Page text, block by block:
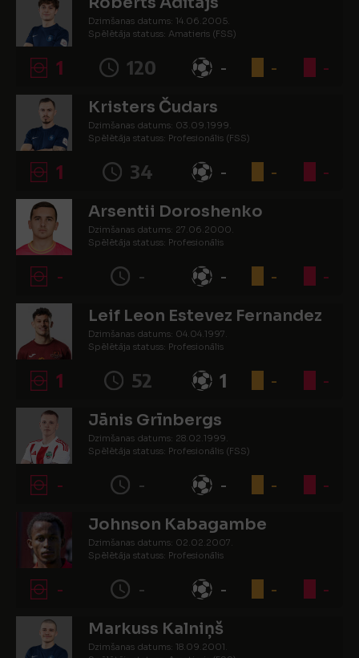
Dzimšanas datums: 14.06.2005.
Spēlētāja statuss: Amatieris (FSS)
1 120 - - -
Kristers Čudars
Dzimšanas datums: 03.09.1999.
Spēlētāja statuss: Profesionālis (FSS)
1 34 - - -
Arsentii Doroshenko
Dzimšanas datums: 27.06.2000.
Spēlētāja statuss: Profesionālis
- - - - -
Leif Leon Estevez Fernandez
Dzimšanas datums: 04.04.1997.
Spēlētāja statuss: Profesionālis
1 52 1 - -
Jānis Grīnbergs
Dzimšanas datums: 28.02.1999.
Spēlētāja statuss: Profesionālis (FSS)
- - - - -
Johnson Kabagambe
Dzimšanas datums: 02.02.2007.
Spēlētāja statuss: Profesionālis
- - - - -
Markuss Kalniņš
Dzimšanas datums: 18.09.2001.